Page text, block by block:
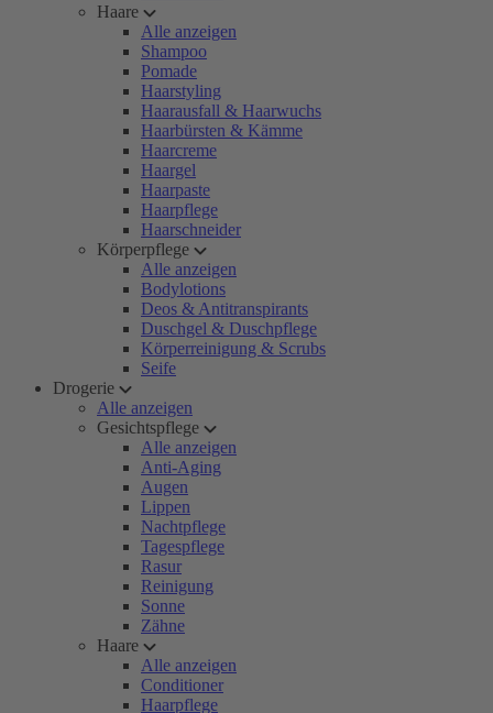
Haare
Alle anzeigen
Shampoo
Pomade
Haarstyling
Haarausfall & Haarwuchs
Haarbürsten & Kämme
Haarcreme
Haargel
Haarpaste
Haarpflege
Haarschneider
Körperpflege
Alle anzeigen
Bodylotions
Deos & Antitranspirants
Duschgel & Duschpflege
Körperreinigung & Scrubs
Seife
Drogerie
Alle anzeigen
Gesichtspflege
Alle anzeigen
Anti-Aging
Augen
Lippen
Nachtpflege
Tagespflege
Rasur
Reinigung
Sonne
Zähne
Haare
Alle anzeigen
Conditioner
Haarpflege